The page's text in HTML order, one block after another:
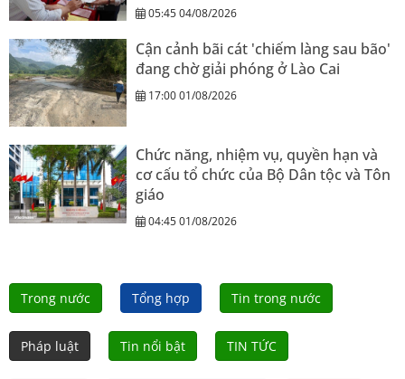
05:45 04/08/2026
Cận cảnh bãi cát 'chiếm làng sau bão'
đang chờ giải phóng ở Lào Cai
17:00 01/08/2026
Chức năng, nhiệm vụ, quyền hạn và
cơ cấu tổ chức của Bộ Dân tộc và Tôn
giáo
04:45 01/08/2026
Trong nước Tổng hợp Tin trong nước
Pháp luật Tin nổi bật TIN TỨC